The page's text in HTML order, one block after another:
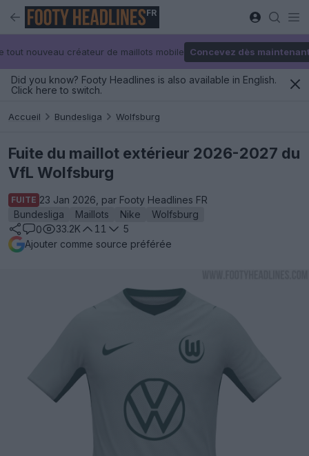
FR
tout nouveau créateur de maillots mobile Concevez dès
Did you know? Footy Headlines is also available in English.
Click here to switch.
Accueil Bundesliga Wolfsburg
Fuite du maillot extérieur 2026-2027 du
VfL Wolfsburg
FUITE 23 Jan 2026, par Footy Headlines FR
Bundesliga
Maillots Nike
Wolfsburg
0
33.2K 11
5
Ajouter comme source préférée